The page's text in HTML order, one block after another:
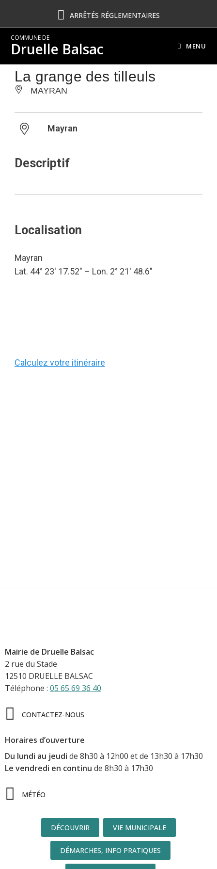
ARRÊTÉS RÉGLEMENTAIRES
COMMUNE DE
Druelle Balsac MENU
La grange des tilleuls
MAYRAN
Mayran
Descriptif
Localisation
Mayran
Lat. 44° 23′ 17.52″ – Lon. 2° 21′ 48.6″
Calculez votre itinéraire
Mairie de Druelle Balsac
2 rue du Stade
12510 DRUELLE BALSAC
Téléphone : 05 65 69 36 40
CONTACTEZ-NOUS
Horaires d’ouverture
Du lundi au jeudi de 8h30 à 12h00 et de 13h30 à 17h30
Le vendredi en continu de 8h30 à 17h30
MÉTÉO
DÉCOUVRIR VIE MUNICIPALE
DÉMARCHES, INFO PRATIQUES